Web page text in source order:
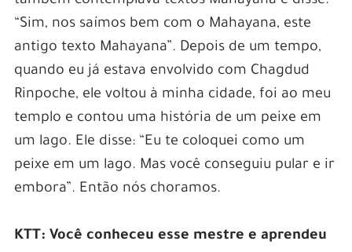
“Sim, nos saímos bem com o Mahayana, este
antigo texto Mahayana”. Depois de um tempo,
quando eu já estava envolvido com Chagdud
Rinpoche, ele voltou à minha cidade, foi ao meu
templo e contou uma história de um peixe em
um lago. Ele disse: “Eu te coloquei como um
peixe em um lago. Mas você conseguiu pular e ir
embora”. Então nós choramos.
KTT: Você conheceu esse mestre e aprendeu